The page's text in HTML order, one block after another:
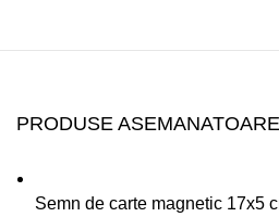
PRODUSE ASEMANATOARE
Semn de carte magnetic 17x5